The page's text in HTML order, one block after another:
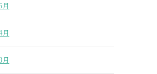
月
月
月